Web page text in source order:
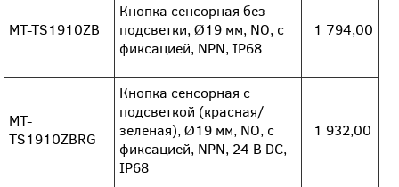
MT-TS1910ZB
Кнопка сенсорная без
подсветки, Ø19 мм, NO, с
фиксацией, NPN, IP68
1 794,00
MT-
TS1910ZBRG
Кнопка сенсорная с
подсветкой (красная/
зеленая), Ø19 мм, NO, с
фиксацией, NPN, 24 В DC,
IP68
1 932,00